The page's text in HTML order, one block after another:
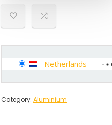
Netherlands -
Category: Aluminium